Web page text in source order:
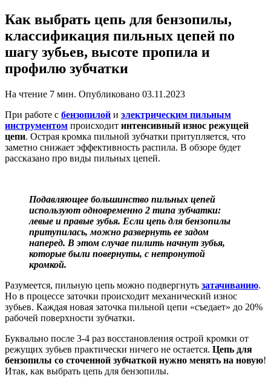
Как выбрать цепь для бензопилы,
классификация пильных цепей по
шагу зубьев, высоте пропила и
профилю зубчатки
На чтение 7 мин. Опубликовано 03.11.2023
При работе с бензопилой и электрическим пильным
инструментом происходит интенсивный износ режущей
цепи. Острая кромка пильной зубчатки притупляется, что
заметно снижает эффективность распила. В обзоре будет
рассказано про виды пильных цепей.
Подавляющее большинство пильных цепей
используют одновременно 2 типа зубчатки:
левые и правые зубья. Если цепь для бензопилы
притупилась, можно развернуть ее задом
наперед. В этом случае пилить начнут зубья,
которые были повернуты, с нетронутой
кромкой.
Разумеется, пильную цепь можно подвергнуть затачиванию.
Но в процессе заточки происходит механический износ
зубьев. Каждая новая заточка пильной цепи «съедает» до 20%
рабочей поверхности зубчатки.
Буквально после 3-4 раз восстановления острой кромки от
режущих зубьев практически ничего не остается. Цепь для
бензопилы со сточенной зубчаткой нужно менять на новую!
Итак, как выбрать цепь для бензопилы.